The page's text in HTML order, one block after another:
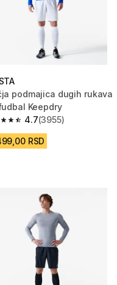
podmajica dugih rukava
Keepdry
4.7
od 5 zvezdica from 3955
(3955)
RSD